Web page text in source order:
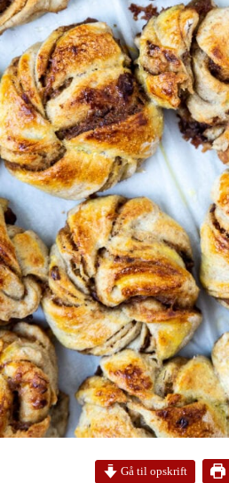
Gå til opskrift